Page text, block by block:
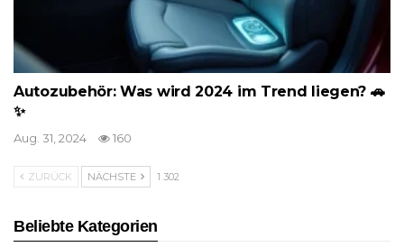
Autozubehör: Was wird 2024 im Trend liegen? 🚗
✨
Aug. 31, 2024 160
ZURÜCK NÄCHSTE 1 302
Beliebte Kategorien